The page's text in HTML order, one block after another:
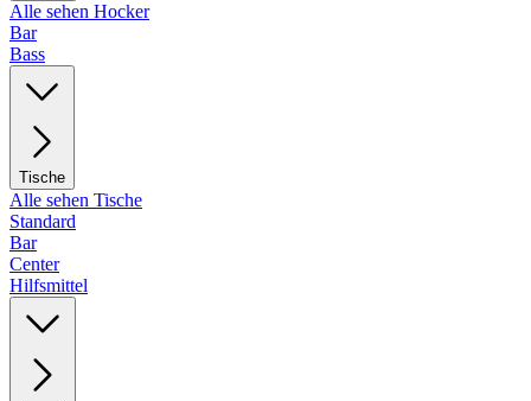
Alle sehen Hocker
Bar
Bass
Tische
Alle sehen Tische
Standard
Bar
Center
Hilfsmittel